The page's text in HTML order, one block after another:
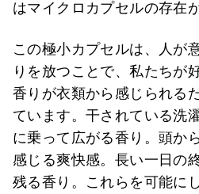
はマイクロカプセルの存在
この極小カプセルは、人が
りを放つことで、私たちが
香りが衣類から感じられる
ています。干されている洗
に乗って広がる香り。頭か
感じる爽快感。長い一日の
残る香り。これらを可能に